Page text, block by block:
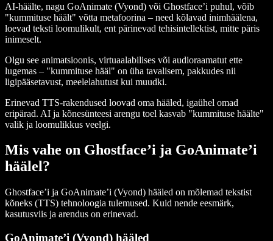
AI-häälte, nagu GoAnimate (Vyond) või Ghostface’i puhul, võib
"kummituse häält" võtta metafoorina – need kõlavad inimhäälena,
loevad teksti loomulikult, ent pärinevad tehisintellektist, mitte päris
inimeselt.
Olgu see animatsioonis, virtuaalabilises või audioraamatut ette
lugemas – "kummituse hääl" on üha tavalisem, pakkudes nii
ligipääsetavust, meelelahutust kui muudki.
Erinevad TTS-rakendused loovad oma hääled, igaühel omad
eripärad. AI ja kõnesünteesi arengu toel kasvab "kummituse häälte"
valik ja loomulikkus veelgi.
Mis vahe on Ghostface’i ja GoAnimate’i
häälel?
Ghostface’i ja GoAnimate’i (Vyond) hääled on mõlemad tekstist
kõneks (TTS) tehnoloogia tulemused. Kuid nende eesmärk,
kasutusviis ja arendus on erinevad.
GoAnimate’i (Vyond) hääled